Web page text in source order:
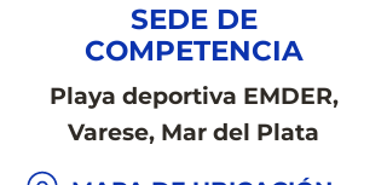
SEDE DE
COMPETENCIA
Playa deportiva EMDER,
Varese, Mar del Plata